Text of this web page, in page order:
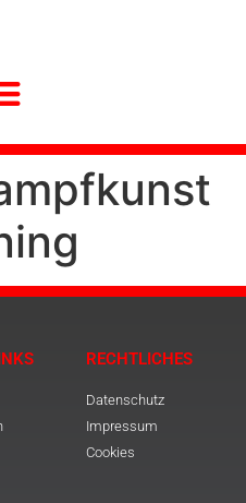
RECHTLICHES
Datenschutz
Impressum
Cookies